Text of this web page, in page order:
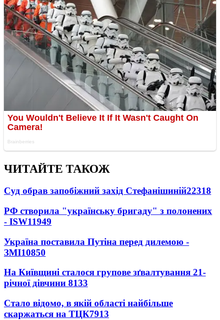
ЧИТАЙТЕ ТАКОЖ
Суд обрав запобіжний захід Стефанішиній22318
РФ створила "українську бригаду" з полонених
- ISW11949
Україна поставила Путіна перед дилемою -
ЗМІ10850
На Київщині сталося групове зґвалтування 21-
річної дівчини 8133
Стало відомо, в якій області найбільше
скаржаться на ТЦК7913